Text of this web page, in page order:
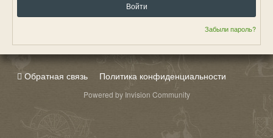
Войти
Забыли пароль?
Обратная связь Политика конфиденциальности
Powered by Invision Community